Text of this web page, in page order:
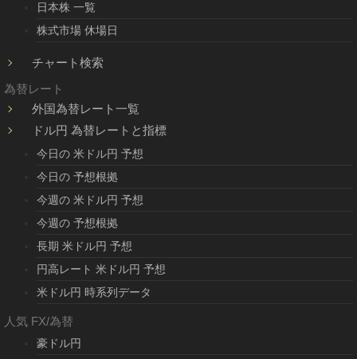
日本株 一覧
株式市場 休場日
チャート検索
為替レート
外国為替レート一覧
ドル円 為替レートと指標
今日の 米ドル円 予想
今日の 予想根拠
今週の 米ドル円 予想
今週の 予想根拠
長期 米ドル円 予想
円高レート 米ドル円 予想
米ドル円 時系列データ
人気 FX/為替
豪ドル円